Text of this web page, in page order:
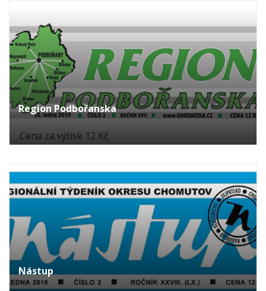
Region Podbořanska
Cena za výtisk 12 Kč
Nástup